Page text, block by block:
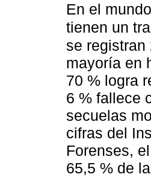
En el
tienen un
se
mayoría en
70 % logra
6 % fallece
secuelas
cifras del
Forenses,
65,5 % de